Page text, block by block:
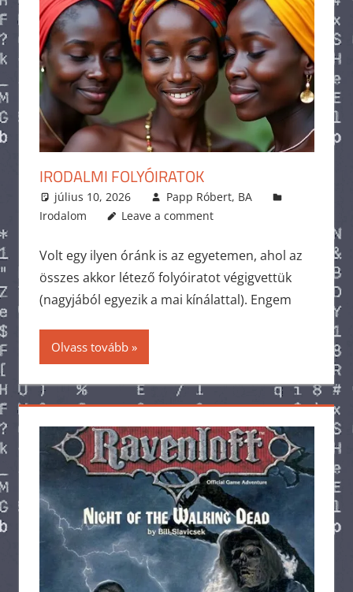
IRODALMI FOLYÓIRATOK
július 10, 2026
Papp Róbert, BA
Irodalom
Leave a comment
Volt egy ilyen óránk is az egyetemen, ahol az
összes akkor létező folyóiratot végigvettük
(nagyjából egyezik a mai kínálattal). Engem
Olvass tovább